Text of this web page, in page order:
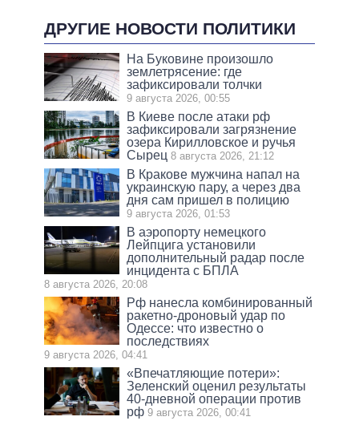
ДРУГИЕ НОВОСТИ ПОЛИТИКИ
На Буковине произошло
землетрясение: где
зафиксировали толчки
9 августа 2026, 00:55
В Киеве после атаки рф
зафиксировали загрязнение
озера Кирилловское и ручья
Сырец 8 августа 2026, 21:12
В Кракове мужчина напал на
украинскую пару, а через два
дня сам пришел в полицию
9 августа 2026, 01:53
В аэропорту немецкого
Лейпцига установили
дополнительный радар после
инцидента с БПЛА
8 августа 2026, 20:08
Рф нанесла комбинированный
ракетно-дроновый удар по
Одессе: что известно о
последствиях
9 августа 2026, 04:41
«Впечатляющие потери»:
Зеленский оценил результаты
40-дневной операции против
рф 9 августа 2026, 00:41